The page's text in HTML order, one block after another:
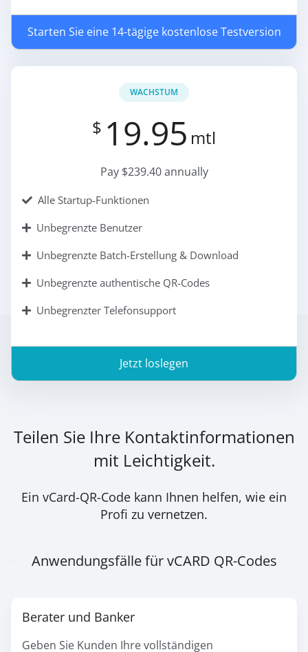
Starten Sie eine 14-tägige kostenlose Testversion
WACHSTUM
$ 19.95 mtl
Pay $239.40 annually
Alle Startup-Funktionen
Unbegrenzte Benutzer
Unbegrenzte Batch-Erstellung & Download
Unbegrenzte authentische QR-Codes
Unbegrenzter Telefonsupport
Jetzt loslegen
Teilen Sie Ihre Kontaktinformationen
mit Leichtigkeit.
Ein vCard-QR-Code kann Ihnen helfen, wie ein
Profi zu vernetzen.
Anwendungsfälle für vCARD QR-Codes
Berater und Banker
Geben Sie Kunden Ihre vollständigen